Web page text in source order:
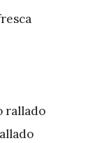
rallado